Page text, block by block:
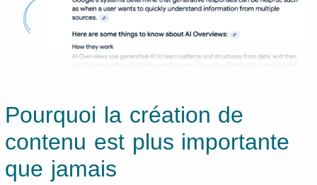
Pourquoi la création de
contenu est plus importante
que jamais